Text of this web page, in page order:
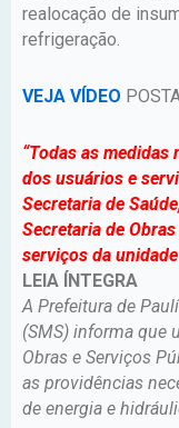
realocação de
refrigeração.
VEJA VÍDEO
“Todas as
dos usuários e
Secretaria de
Secretaria de
serviços da
LEIA ÍNTEGRA
A Prefeitura de
(SMS) informa que
Obras e Serviços
as providências
de energia e